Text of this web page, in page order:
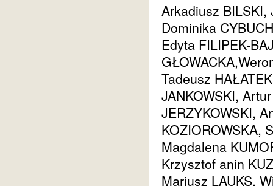
Arkadiusz BILSKI,
Dominika
Edyta FILIPEK-
GŁOWACKA,
Tadeusz
JANKOWSKI,
JERZYKOWSKI,
KOZIOROWSKA,
Magdalena
Krzysztof anin
Mariusz LAUKS,